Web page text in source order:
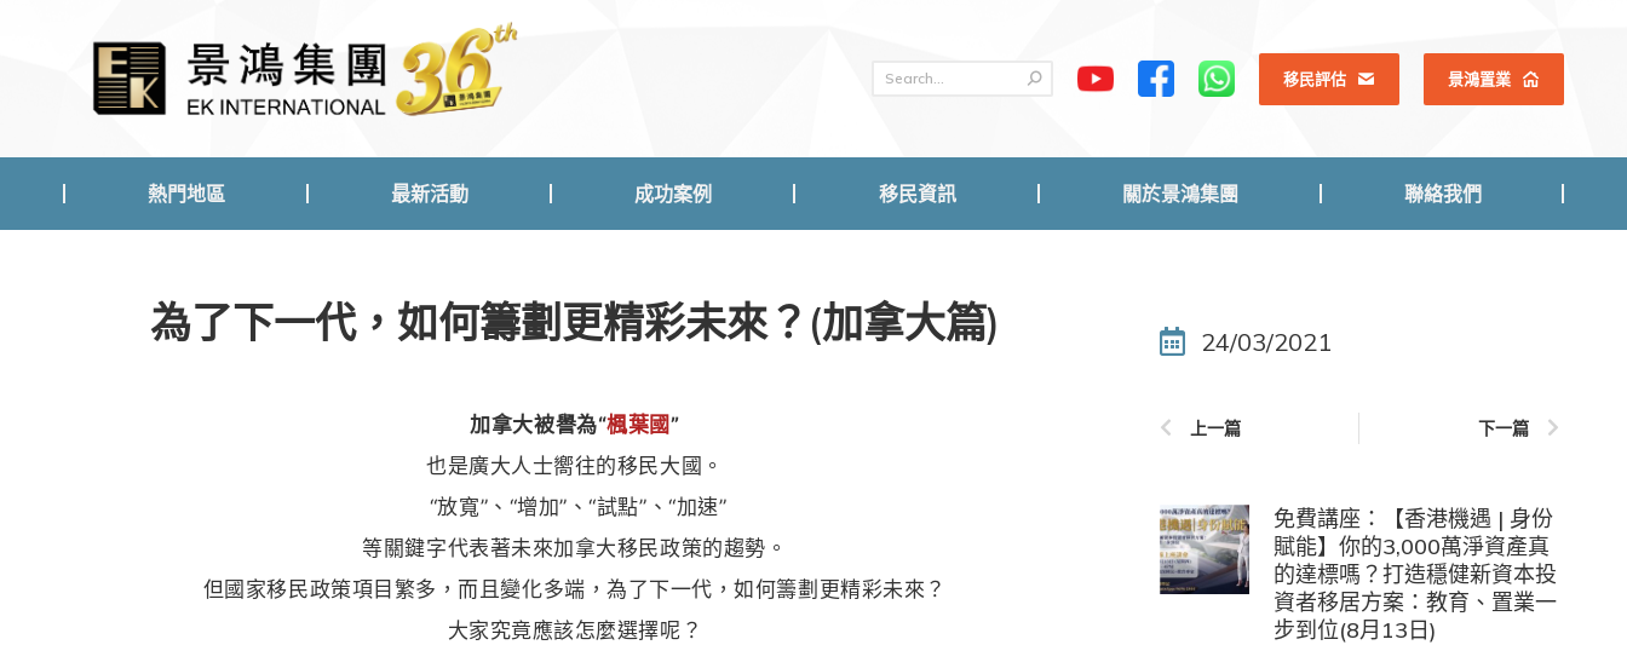
移民評估 景鴻置業
熱門地區 最新活動 成功案例 移民資訊 關於景鴻集團 聯絡我們
為了下一代，如何籌劃更精彩未來？(加拿大篇)
加拿大被譽為“楓葉國”
也是廣大人士嚮往的移民大國。
“放寬”、“增加”、“試點”、“加速”
等關鍵字代表著未來加拿大移民政策的趨勢。
但國家移民政策項目繁多，而且變化多端，為了下一代，如何籌劃更精彩未來？
大家究竟應該怎麼選擇呢？
24/03/2021
上一篇 下一篇
免費講座：【香港機遇 | 身份
賦能】你的3,000萬淨資產真
的達標嗎？打造穩健新資本投
資者移居方案：教育、置業一
步到位(8月13日)
熱門地區 最新活動